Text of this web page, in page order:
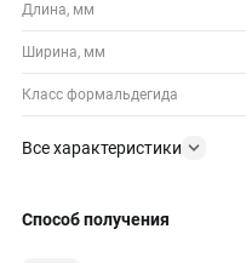
Длина, мм
Ширина, мм
Класс формальдегида
Все характеристики
Способ получения